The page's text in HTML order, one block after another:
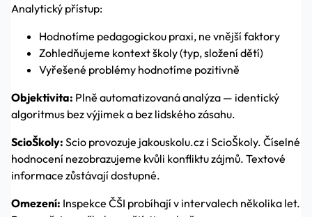
Analytický přístup:
Hodnotíme pedagogickou praxi, ne vnější faktory
Zohledňujeme kontext školy (typ, složení dětí)
Vyřešené problémy hodnotíme pozitivně
Objektivita: Plně automatizovaná analýza — identický
algoritmus bez výjimek a bez lidského zásahu.
ScioŠkoly: Scio provozuje jakouskolu.cz i ScioŠkoly. Číselné
hodnocení nezobrazujeme kvůli konfliktu zájmů. Textové
informace zůstávají dostupné.
Omezení: Inspekce ČŠI probíhají v intervalech několika let.